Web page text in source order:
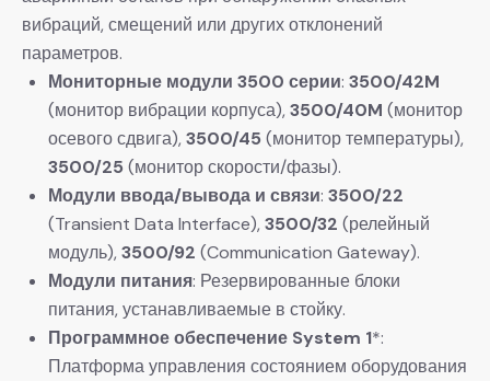
вибраций, смещений или других отклонений
параметров.
Мониторные модули 3500 серии: 3500/42M
(монитор вибрации корпуса), 3500/40M ​ (монитор
осевого сдвига), 3500/45 ​ (монитор температуры),
3500/25 ​ (монитор скорости/фазы).
Модули ввода/вывода и связи: 3500/22
(Transient Data Interface), 3500/32 ​ (релейный
модуль), 3500/92 ​ (Communication Gateway).
Модули питания: Резервированные блоки
питания, устанавливаемые в стойку.
Программное обеспечение System 1*:
Платформа управления состоянием оборудования